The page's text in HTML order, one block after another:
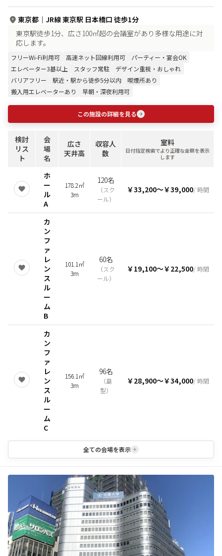
東京都 ｜ JR線 東京駅 日本橋口 徒歩1分
東京駅徒歩1分、広さ100㎡超の会議室があり多様な用途に対
応します。
フリーWi-Fi利用可 高速ネット回線利用可
パーティー・宴会OK
エレベーター3基以上
スタッフ常駐
デザイン重視・おしゃれ
バリアフリー
駅近・駅から徒歩5分以内
喫煙所あり
搬入用エレベーターあり
早朝・深夜利用可
この施設の詳細を見る
検討
リス
ト
会
場
名
広さ
天井高
収容人
数
室料
日付指定検索でより正確な金額を表示
します
ホ
ー
ル
A
178.2㎡
3m
120名
（スク
ール）
￥33,200〜￥39,000/ 時間
カ
ン
フ
ァ
レ
ン
ス
ル
ー
ム
B
101.1㎡
3m
60名
（スク
ール）
￥19,100〜￥22,500/ 時間
カ
ン
フ
ァ
レ
ン
ス
ル
ー
ム
C
156.1㎡
3m
96名
（島
型）
￥28,900〜￥34,000/ 時間
全ての会場を表示